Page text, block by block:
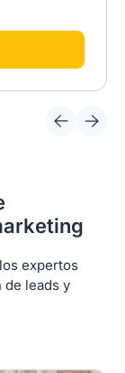
expertos
de leads y